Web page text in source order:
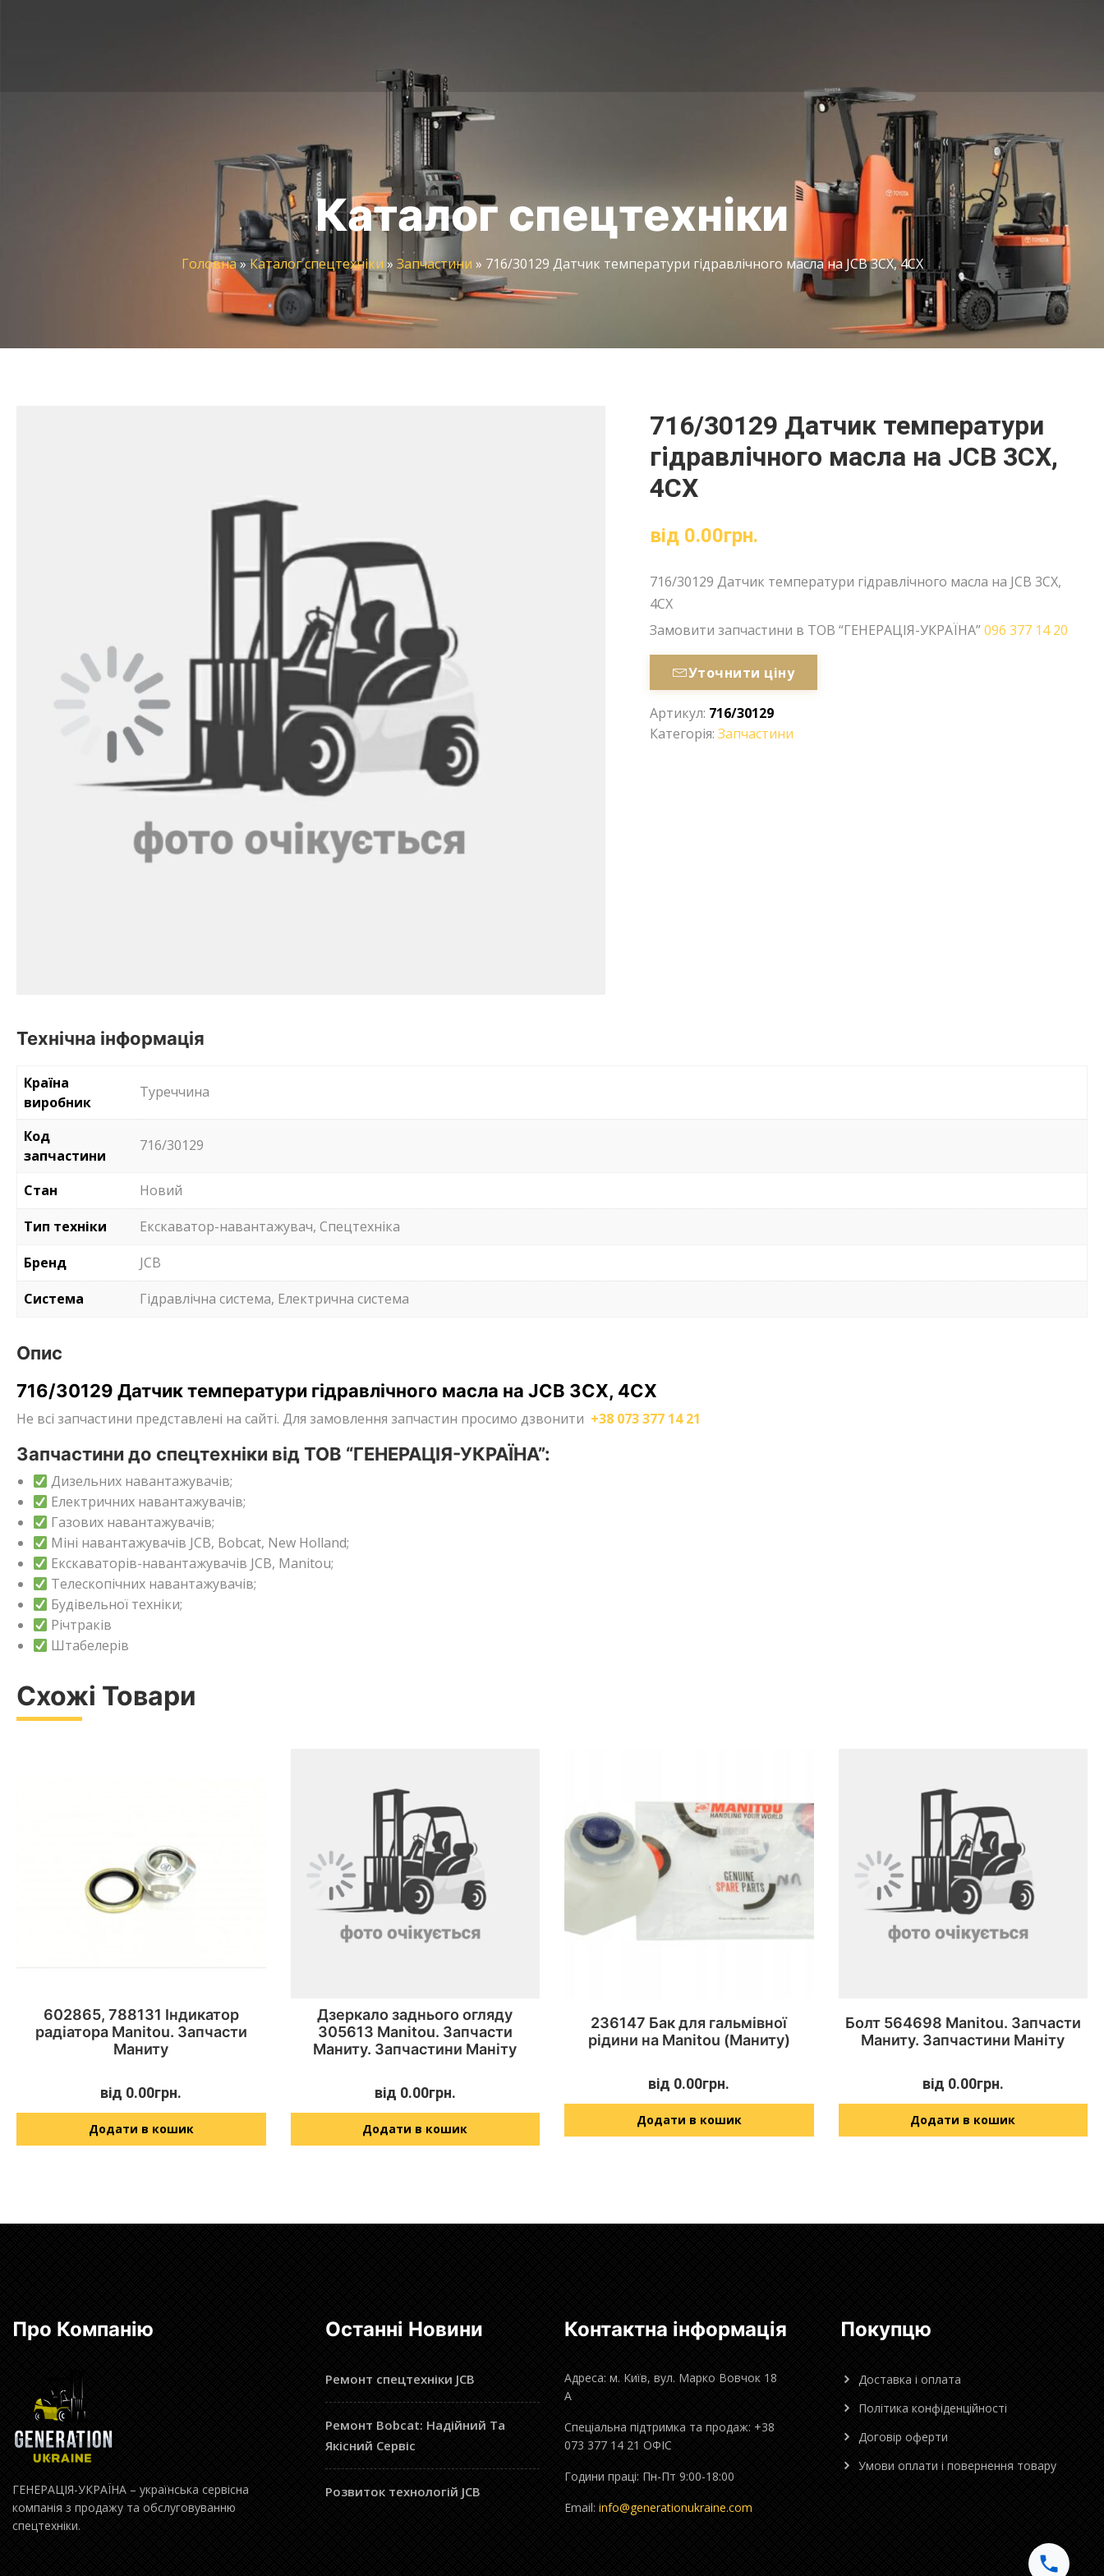
Каталог спецтехніки
Головна»Каталог спецтехніки » Запчастини » 716/30129 Датчик температури гідравлічного масла на JCB 3CX, 4CX
716/30129 Датчик температури
гідравлічного масла на JCB 3CX,
4CX
від 0.00грн.
716/30129 Датчик температури гідравлічного масла на JCB 3CX,
4CX
Замовити запчастини в ТОВ “ГЕНЕРАЦІЯ-УКРАЇНА”096 377 14 20
Уточнити ціну
Артикул: 716/30129
Категорія:Запчастини
Технічна інформація
Країна
виробник
Туреччина
Код
запчастини
716/30129
Стан
Новий
Тип техніки
Екскаватор-навантажувач, Спецтехніка
Бренд
JCB
Система
Гідравлічна система, Електрична система
Опис
716/30129 Датчик температури гідравлічного масла на JCB 3CX, 4CX
Не всі запчастини представлені на сайті. Для замовлення запчастин просимо дзвонити +38 073 377 14 21
Запчастини до спецтехніки від ТОВ “ГЕНЕРАЦІЯ-УКРАЇНА”:
Дизельних навантажувачів;
Електричних навантажувачів;
Газових навантажувачів;
Міні навантажувачів JCB, Bobcat, New Holland;
Екскаваторів-навантажувачів JCB, Manitou;
Телескопічних навантажувачів;
Будівельної техніки;
Річтраків
Штабелерів
Схожі Товари
602865, 788131 Індикатор
радіатора Manitou. Запчасти
Маниту
від 0.00грн.
Додати в кошик
Дзеркало заднього огляду
305613 Manitou. Запчасти
Маниту. Запчастини Маніту
від 0.00грн.
Додати в кошик
236147 Бак для гальмівної
рідини на Manitou (Маниту)
від 0.00грн.
Додати в кошик
Болт 564698 Manitou. Запчасти
Маниту. Запчастини Маніту
від 0.00грн.
Додати в кошик
Про Компанію
ГЕНЕРАЦІЯ-УКРАЇНА – українська сервісна
компанія з продажу та обслуговуванню
спецтехніки.
Останні Новини
Ремонт спецтехніки JCB
Ремонт Bobcat: Надійний Та
Якісний Сервіс
Розвиток технологій JCB
Контактна інформація
Адреса: м. Київ, вул. Марко Вовчок 18
А
Спеціальна підтримка та продаж: +38
073 377 14 21 ОФІС
Години праці: Пн-Пт 9:00-18:00
Email: info@generationukraine.com
Покупцю
Доставка і оплата
Політика конфіденційності
Договір оферти
Умови оплати і повернення товару